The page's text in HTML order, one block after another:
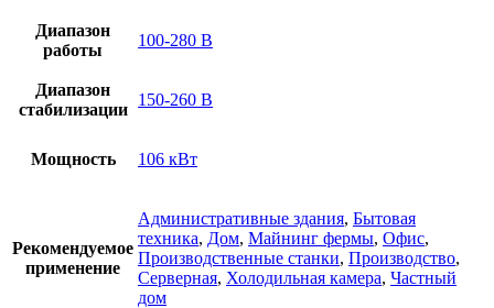
Диапазон
работы
100-280 В
Диапазон
стабилизации
150-260 В
Мощность 106 кВт
Рекомендуемое
применение
Административные здания, Бытовая
техника, Дом, Майнинг фермы, Офис,
Производственные станки, Производство,
Серверная, Холодильная камера, Частный
дом